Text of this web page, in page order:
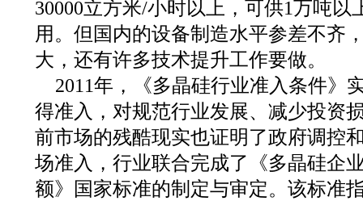
30000立方米/小时以上，可供1万吨以
用。但国内的设备制造水平参差不齐
大，还有许多技术提升工作要做。
2011年，《多晶硅行业准入条件》
得准入，对规范行业发展、减少投资
前市场的残酷现实也证明了政府调控
场准入，行业联合完成了《多晶硅企
额》国家标准的制定与审定。该标准